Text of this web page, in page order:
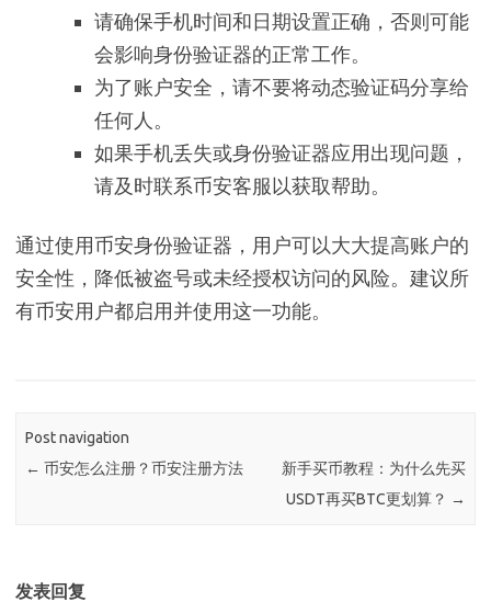
请确保手机时间和日期设置正确，否则可能
会影响身份验证器的正常工作。
为了账户安全，请不要将动态验证码分享给
任何人。
如果手机丢失或身份验证器应用出现问题，
请及时联系币安客服以获取帮助。
通过使用币安身份验证器，用户可以大大提高账户的
安全性，降低被盗号或未经授权访问的风险。建议所
有币安用户都启用并使用这一功能。
Post navigation
← 币安怎么注册？币安注册方法
新手买币教程：为什么先买
USDT再买BTC更划算？ →
发表回复